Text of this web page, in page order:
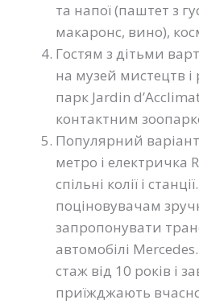
та напої (паштет з
макаронс, вино),
Гостям з дітьми
на музей мистецтв і
парк Jardin
контактним
Популярний
метро і електричка
спільні колії і
поціновувачам
запропонувати
автомобілі
стаж від 10 років і
приїжджають